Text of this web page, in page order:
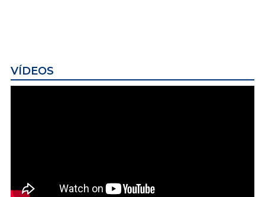
VÍDEOS